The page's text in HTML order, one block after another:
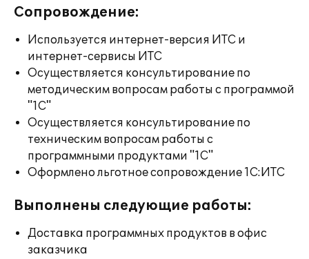
Сопровождение:
Используется интернет-версия ИТС и
интернет-сервисы ИТС
Осуществляется консультирование по
методическим вопросам работы с программой
"1С"
Осуществляется консультирование по
техническим вопросам работы с
программными продуктами "1С"
Оформлено льготное сопровождение 1С:ИТС
Выполнены следующие работы:
Доставка программных продуктов в офис
заказчика